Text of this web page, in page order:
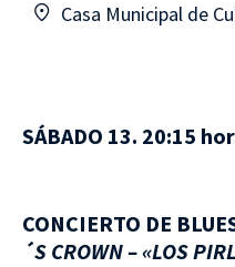
Casa Municipal de
SÁBADO 13. 20:15
CONCIERTO DE
´S CROWN – «LOS